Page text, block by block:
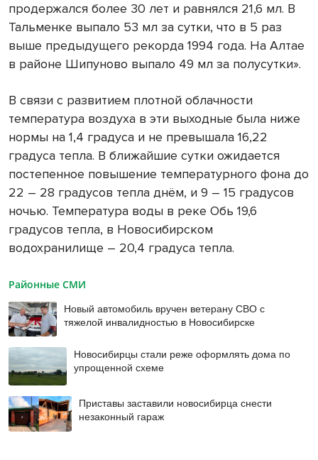
продержался более 30 лет и равнялся 21,6 мл. В
Тальменке выпало 53 мл за сутки, что в 5 раз
выше предыдущего рекорда 1994 года. На Алтае
в районе Шипуново выпало 49 мл за полусутки».
В связи с развитием плотной облачности
температура воздуха в эти выходные была ниже
нормы на 1,4 градуса и не превышала 16,22
градуса тепла. В ближайшие сутки ожидается
постепенное повышение температурного фона до
22 – 28 градусов тепла днём, и 9 – 15 градусов
ночью. Температура воды в реке Обь 19,6
градусов тепла, в Новосибирском
водохранилище – 20,4 градуса тепла.
Районные СМИ
Новый автомобиль вручен ветерану СВО с
тяжелой инвалидностью в Новосибирске
Новосибирцы стали реже оформлять дома по
упрощенной схеме
Приставы заставили новосибирца снести
незаконный гараж